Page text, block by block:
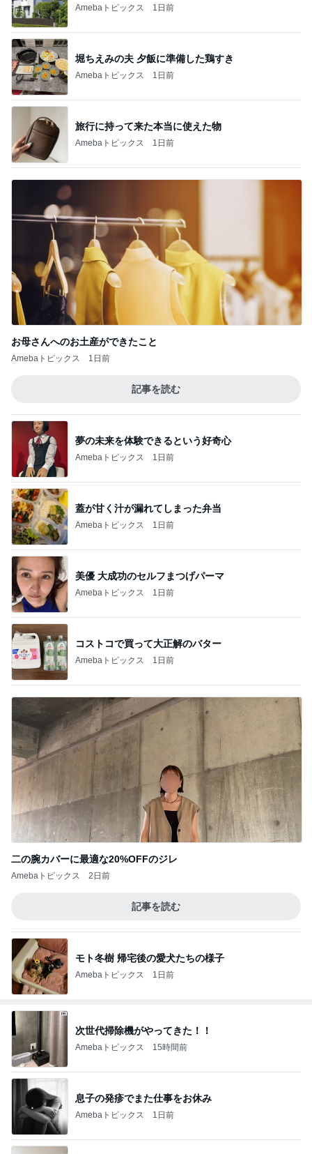
Amebaトピックス 1日前
堀ちえみの夫 夕飯に準備した鶏すき
Amebaトピックス 1日前
旅行に持って来た本当に使えた物
Amebaトピックス 1日前
お母さんへのお土産ができたこと
Amebaトピックス 1日前
記事を読む
夢の未来を体験できるという好奇心
Amebaトピックス 1日前
蓋が甘く汁が漏れてしまった弁当
Amebaトピックス 1日前
美優 大成功のセルフまつげパーマ
Amebaトピックス 1日前
コストコで買って大正解のバター
Amebaトピックス 1日前
二の腕カバーに最適な20%OFFのジレ
Amebaトピックス 2日前
記事を読む
モト冬樹 帰宅後の愛犬たちの様子
Amebaトピックス 1日前
次世代掃除機がやってきた！！
Amebaトピックス 15時間前
息子の発疹でまた仕事をお休み
Amebaトピックス 1日前